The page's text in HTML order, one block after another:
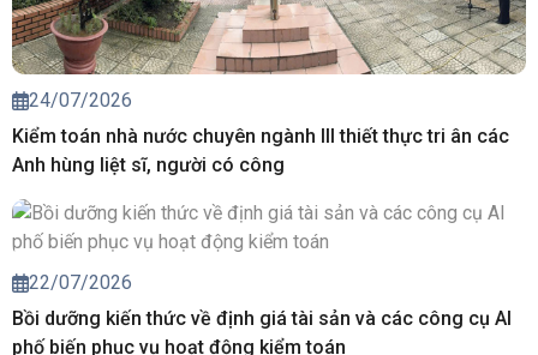
24/07/2026
Kiểm toán nhà nước chuyên ngành III thiết thực tri ân các
Anh hùng liệt sĩ, người có công
22/07/2026
Bồi dưỡng kiến thức về định giá tài sản và các công cụ AI
phố biến phục vụ hoạt động kiểm toán